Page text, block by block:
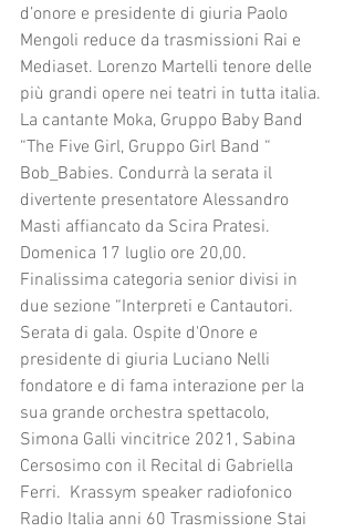
d’onore e presidente di giuria Paolo
Mengoli reduce da trasmissioni Rai e
Mediaset. Lorenzo Martelli tenore delle
più grandi opere nei teatri in tutta italia.
La cantante Moka, Gruppo Baby Band
“The Five Girl, Gruppo Girl Band “
Bob_Babies. Condurrà la serata il
divertente presentatore Alessandro
Masti affiancato da Scira Pratesi.
Domenica 17 luglio ore 20,00.
Finalissima categoria senior divisi in
due sezione “Interpreti e Cantautori.
Serata di gala. Ospite d'Onore e
presidente di giuria Luciano Nelli
fondatore e di fama interazione per la
sua grande orchestra spettacolo,
Simona Galli vincitrice 2021, Sabina
Cersosimo con il Recital di Gabriella
Ferri.  Krassym speaker radiofonico
Radio Italia anni 60 Trasmissione Stai